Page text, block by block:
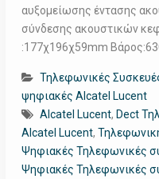
αυξομείωσης έντασης
σύνδεσης ακουστικών
:177χ196χ59mm
Τηλεφωνικές
ψηφιακές Alcatel Lucent
Alcatel Lucent, Dect
Alcatel Lucent,
Ψηφιακές Τηλεφωνικές
Ψηφιακές Τηλεφωνικές